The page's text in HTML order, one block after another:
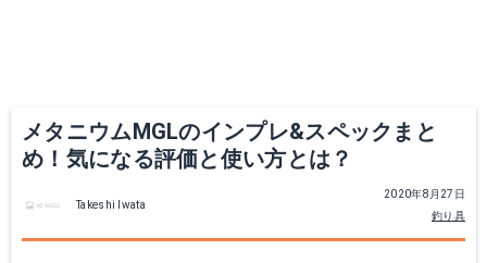
メタニウムMGLのインプレ&スペックまと
め！気になる評価と使い方とは？
2020年8月27日
釣り具
Takeshi Iwata
Amazonで詳細を見る